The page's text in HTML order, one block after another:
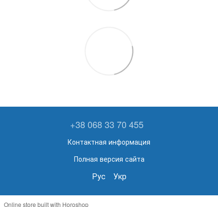
+38 068 33 70 455
Контактная информация
Полная версия сайта
Рус Укр
Online store built with Horoshop